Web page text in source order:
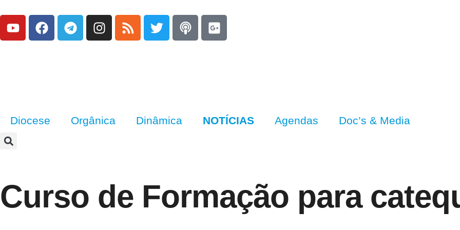
Diocese Orgânica Dinâmica NOTÍCIAS Agendas Doc’s & Media
Curso de Formação para